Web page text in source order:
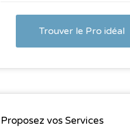
Trouver le Pro idéal
Proposez vos Services